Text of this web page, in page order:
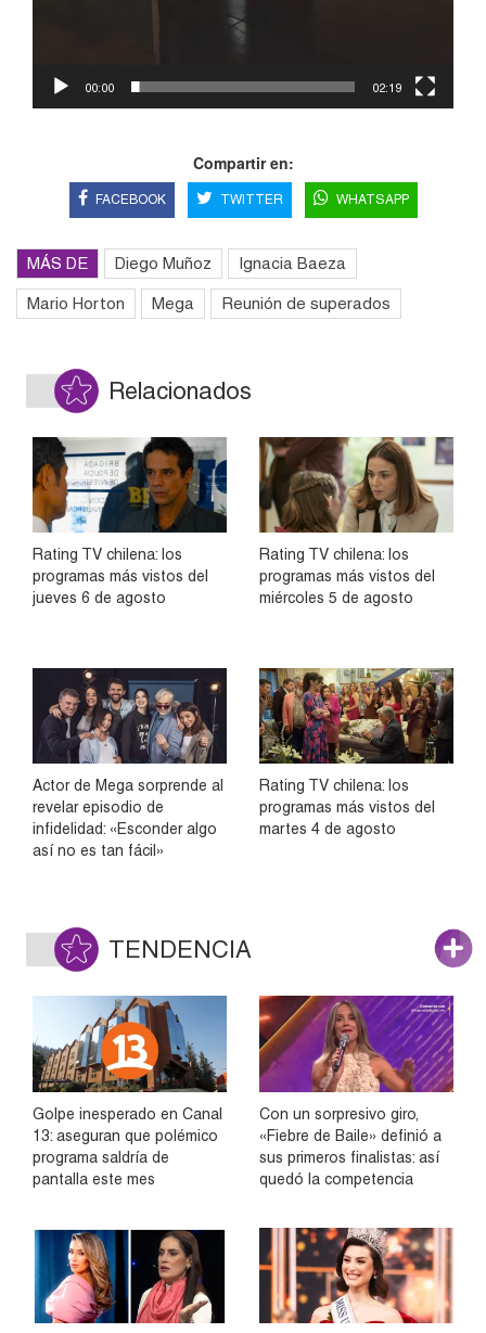
00:00 02:19
Compartir en:
FACEBOOK TWITTER WHATSAPP
MÁS DE Diego Muñoz Ignacia Baeza
Mario Horton Mega Reunión de superados
Relacionados
Rating TV chilena: los
programas más vistos del
jueves 6 de agosto
Rating TV chilena: los
programas más vistos del
miércoles 5 de agosto
Actor de Mega sorprende al
revelar episodio de
infidelidad: «Esconder algo
así no es tan fácil»
Rating TV chilena: los
programas más vistos del
martes 4 de agosto
TENDENCIA
Golpe inesperado en Canal
13: aseguran que polémico
programa saldría de
pantalla este mes
Con un sorpresivo giro,
«Fiebre de Baile» definió a
sus primeros finalistas: así
quedó la competencia